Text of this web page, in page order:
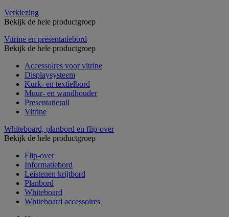
Verkiezing
Bekijk de hele productgroep
Vitrine en presentatiebord
Bekijk de hele productgroep
Accessoires voor vitrine
Displaysysteem
Kurk- en textielbord
Muur- en wandhouder
Presentatierail
Vitrine
Whiteboard, planbord en flip-over
Bekijk de hele productgroep
Flip-over
Informatiebord
Leistenen krijtbord
Planbord
Whiteboard
Whiteboard accessoires